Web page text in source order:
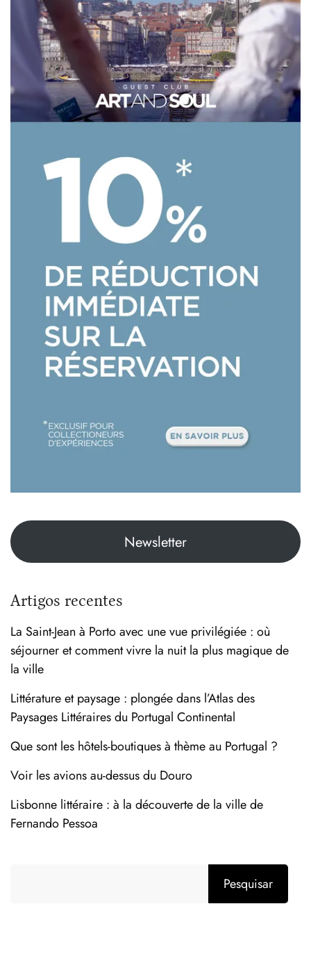
Newsletter
Artigos recentes
La Saint-Jean à Porto avec une vue privilégiée : où
séjourner et comment vivre la nuit la plus magique de
la ville
Littérature et paysage : plongée dans l’Atlas des
Paysages Littéraires du Portugal Continental
Que sont les hôtels-boutiques à thème au Portugal ?
Voir les avions au-dessus du Douro
Lisbonne littéraire : à la découverte de la ville de
Fernando Pessoa
Pesquisar